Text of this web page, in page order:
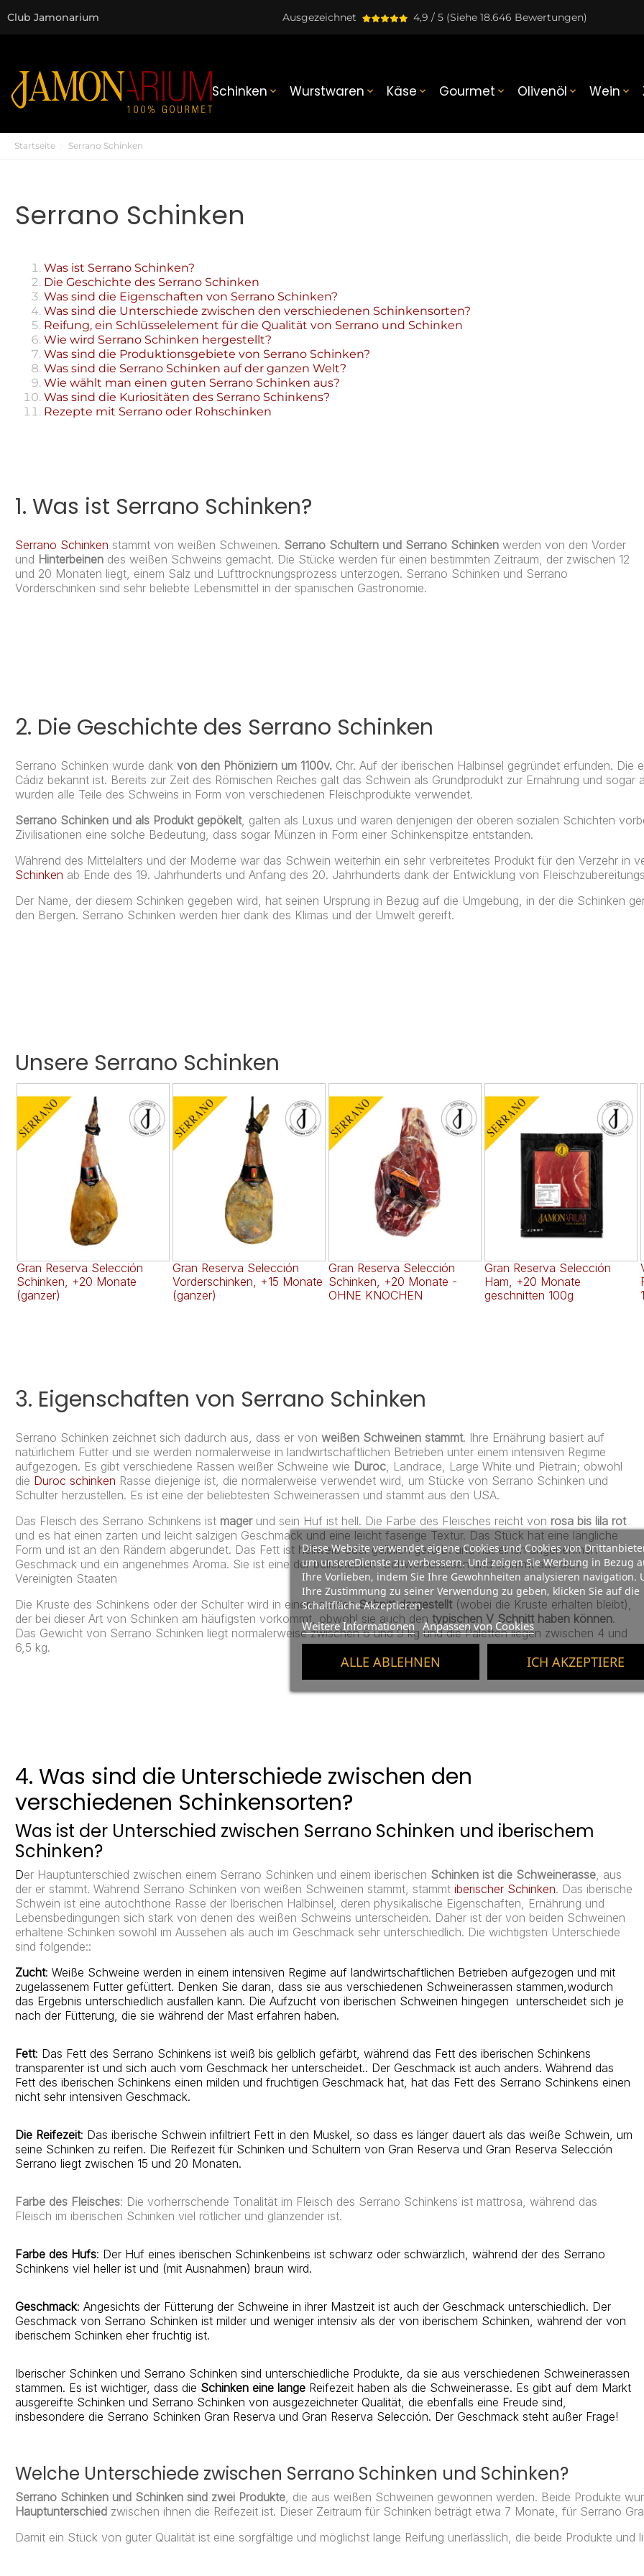
Diese Website verwendet eigene Cookies und Cookies von
um unsereDienste zu verbessern. Und zeigen Sie Werbung in Bezug
Ihre Vorlieben, indem Sie Ihre Gewohnheiten analysieren navigation.
Ihre Zustimmung zu seiner Verwendung zu geben, klicken Sie auf die
Schaltfläche Akzeptieren.
Weitere Informationen Anpassen von Cookies
ALLE ABLEHNEN ICH AKZEPTIERE
Club Jamonarium Ausgezeichnet 4,9 / 5 (Siehe 18.646 Bewertungen)
Schinken  Wurstwaren  Käse  Gourmet  Olivenöl  Wein 
Startseite Serrano Schinken
Serrano Schinken
Was ist Serrano Schinken?
Die Geschichte des Serrano Schinken
Was sind die Eigenschaften von Serrano Schinken?
Was sind die Unterschiede zwischen den verschiedenen Schinkensorten?
Reifung, ein Schlüsselelement für die Qualität von Serrano und Schinken
Wie wird Serrano Schinken hergestellt?
Was sind die Produktionsgebiete von Serrano Schinken?
Was sind die Serrano Schinken auf der ganzen Welt?
Wie wählt man einen guten Serrano Schinken aus?
Was sind die Kuriositäten des Serrano Schinkens?
Rezepte mit Serrano oder Rohschinken
1. Was ist Serrano Schinken?
Serrano Schinken stammt von weißen Schweinen. Serrano Schultern und Serrano Schinken werden von den Vorder
und Hinterbeinen des weißen Schweins gemacht. Die Stücke werden für einen bestimmten Zeitraum, der zwischen 12
und 20 Monaten liegt, einem Salz und Lufttrocknungsprozess unterzogen. Serrano Schinken und Serrano
Vorderschinken sind sehr beliebte Lebensmittel in der spanischen Gastronomie.
2. Die Geschichte des Serrano Schinken
Serrano Schinken wurde dank von den Phöniziern um 1100v. Chr. Auf der iberischen Halbinsel gegründet erfunden.
Cádiz bekannt ist. Bereits zur Zeit des Römischen Reiches galt das Schwein als Grundprodukt zur Ernährung und sogar
wurden alle Teile des Schweins in Form von verschiedenen Fleischprodukte verwendet.
Serrano Schinken und als Produkt gepökelt, galten als Luxus und waren denjenigen der oberen sozialen Schichten
Zivilisationen eine solche Bedeutung, dass sogar Münzen in Form einer Schinkenspitze entstanden.
Während des Mittelalters und der Moderne war das Schwein weiterhin ein sehr verbreitetes Produkt für den Verzehr in
Schinken ab Ende des 19. Jahrhunderts und Anfang des 20. Jahrhunderts dank der Entwicklung von
Der Name, der diesem Schinken gegeben wird, hat seinen Ursprung in Bezug auf die Umgebung, in der die Schinken
den Bergen. Serrano Schinken werden hier dank des Klimas und der Umwelt gereift.
Unsere Serrano Schinken
Gran Reserva Selección
Schinken, +20 Monate
(ganzer)
Gran Reserva Selección
Vorderschinken, +15 Monate
(ganzer)
Gran Reserva Selección
Schinken, +20 Monate -
OHNE KNOCHEN
Gran Reserva Selección
Ham, +20 Monate
geschnitten 100g
3. Eigenschaften von Serrano Schinken
Serrano Schinken zeichnet sich dadurch aus, dass er von weißen Schweinen stammt. Ihre Ernährung basiert auf
natürlichem Futter und sie werden normalerweise in landwirtschaftlichen Betrieben unter einem intensiven Regime
aufgezogen. Es gibt verschiedene Rassen weißer Schweine wie Duroc , Landrace, Large White und Pietrain; obwohl
die Duroc schinken Rasse diejenige ist, die normalerweise verwendet wird, um Stücke von Serrano Schinken und
Schulter herzustellen. Es ist eine der beliebtesten Schweinerassen und stammt aus den USA.
Das Fleisch des Serrano Schinkens ist magerund sein Huf ist hell. Die Farbe des Fleisches reicht von rosa bis lila rot
und es hat einen zarten und leicht salzigen Geschmack und eine leicht faserige Textur. Das Stück hat eine längliche
Form und ist an den Rändern abgerundet. Das Fett ist hellweiß oder gelblich gefärbt und hat einen angenehmen
Geschmack und ein angenehmes Aroma. Sie ist eine der beliebtesten Schweinerassen und stammt aus den
Vereinigten Staaten
Die Kruste des Schinkens oder der Schulter wird in einem rundenSchnitt dargestellt(wobei die Kruste erhalten bleibt),
der bei dieser Art von Schinken am häufigsten vorkommt, obwohl sie auch den typischen V Schnitt haben können.
Das Gewicht von Serrano Schinken liegt normalerweise zwischen 6 und 9 kg und die Paletten liegen zwischen 4 und
6,5 kg.
4. Was sind die Unterschiede zwischen den
verschiedenen Schinkensorten?
Was ist der Unterschied zwischen Serrano Schinken und iberischem
Schinken?
Der Hauptunterschied zwischen einem Serrano Schinken und einem iberischen Schinken ist die Schweinerasse , aus
der er stammt. Während Serrano Schinken von weißen Schweinen stammt, stammt iberischer Schinken. Das iberische
Schwein ist eine autochthone Rasse der Iberischen Halbinsel, deren physikalische Eigenschaften, Ernährung und
Lebensbedingungen sich stark von denen des weißen Schweins unterscheiden. Daher ist der von beiden Schweinen
erhaltene Schinken sowohl im Aussehen als auch im Geschmack sehr unterschiedlich. Die wichtigsten Unterschiede
sind folgende::
Zucht: Weiße Schweine werden in einem intensiven Regime auf landwirtschaftlichen Betrieben aufgezogen und mit
zugelassenem Futter gefüttert. Denken Sie daran, dass sie aus verschiedenen Schweinerassen stammen,wodurch
das Ergebnis unterschiedlich ausfallen kann. Die Aufzucht von iberischen Schweinen hingegen unterscheidet sich je
nach der Fütterung, die sie während der Mast erfahren haben.
Fett: Das Fett des Serrano Schinkens ist weiß bis gelblich gefärbt, während das Fett des iberischen Schinkens
transparenter ist und sich auch vom Geschmack her unterscheidet.. Der Geschmack ist auch anders. Während das
Fett des iberischen Schinkens einen milden und fruchtigen Geschmack hat, hat das Fett des Serrano Schinkens einen
nicht sehr intensiven Geschmack.
Die Reifezeit: Das iberische Schwein infiltriert Fett in den Muskel, so dass es länger dauert als das weiße Schwein, um
seine Schinken zu reifen. Die Reifezeit für Schinken und Schultern von Gran Reserva und Gran Reserva Selección
Serrano liegt zwischen 15 und 20 Monaten.
Farbe des Fleisches: Die vorherrschende Tonalität im Fleisch des Serrano Schinkens ist mattrosa, während das
Fleisch im iberischen Schinken viel rötlicher und glänzender ist.
Farbe des Hufs: Der Huf eines iberischen Schinkenbeins ist schwarz oder schwärzlich, während der des Serrano
Schinkens viel heller ist und (mit Ausnahmen) braun wird.
Geschmack: Angesichts der Fütterung der Schweine in ihrer Mastzeit ist auch der Geschmack unterschiedlich. Der
Geschmack von Serrano Schinken ist milder und weniger intensiv als der von iberischem Schinken, während der von
iberischem Schinken eher fruchtig ist.
Iberischer Schinken und Serrano Schinken sind unterschiedliche Produkte, da sie aus verschiedenen Schweinerassen
stammen. Es ist wichtiger, dass die Schinken eine lange Reifezeit haben als die Schweinerasse. Es gibt auf dem Markt
ausgereifte Schinken und Serrano Schinken von ausgezeichneter Qualität, die ebenfalls eine Freude sind,
insbesondere die Serrano Schinken Gran Reserva und Gran Reserva Selección. Der Geschmack steht außer Frage!
Welche Unterschiede zwischen Serrano Schinken und Schinken?
Serrano Schinken und Schinken sind zwei Produkte , die aus weißen Schweinen gewonnen werden. Beide Produkte
Hauptunterschied zwischen ihnen die Reifezeit ist. Dieser Zeitraum für Schinken beträgt etwa 7 Monate, für Serrano
Damit ein Stück von guter Qualität ist eine sorgfältige und möglichst lange Reifung unerlässlich, die beide Produkte und